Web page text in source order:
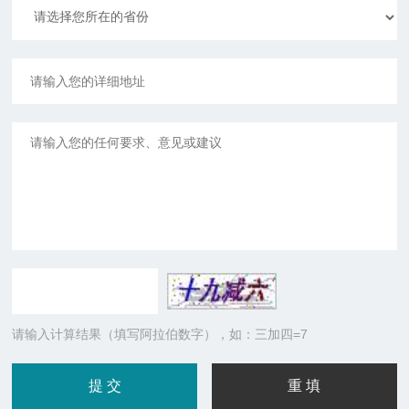
请输入计算结果（填写阿拉伯数字），如：三加四=7